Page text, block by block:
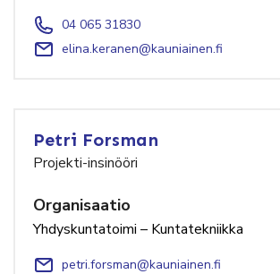
04 065 31830
elina.keranen@kauniainen.fi
Petri Forsman
Projekti-insinööri
Organisaatio
Yhdyskuntatoimi – Kuntatekniikka
petri.forsman@kauniainen.fi